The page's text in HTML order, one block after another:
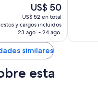
gratuitos
canales de televisión por cable
y teléfonos
El
precio
actual
es
de
US$ 50
US$ 50
US$ 52 en total
y cargos incluidos
23 ago. - 24 ago.
similares
esta